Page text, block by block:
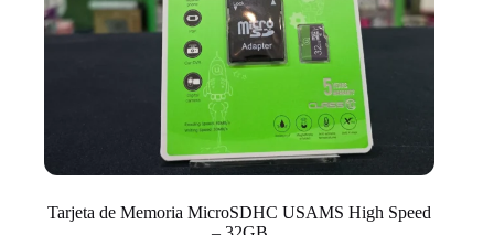
Tarjeta de Memoria MicroSDHC USAMS High Speed